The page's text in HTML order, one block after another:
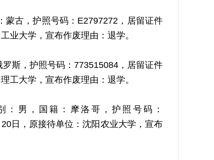
古，护照号码：E2797272，居留证件
业大学，宣布作废理由：退学。
斯，护照号码：773515084，居留证件
工大学，宣布作废理由：退学。
：男，国籍：摩洛哥，护照号码：
日，原接待单位：沈阳农业大学，宣布